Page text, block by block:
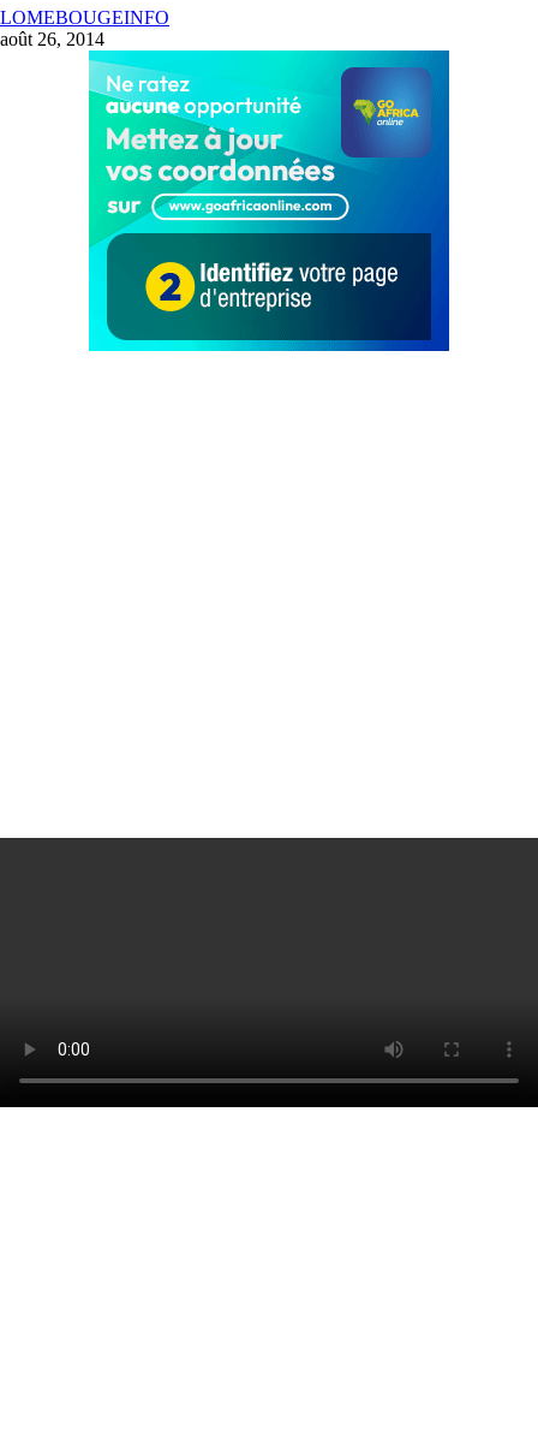
LOMEBOUGEINFO
août 26, 2014